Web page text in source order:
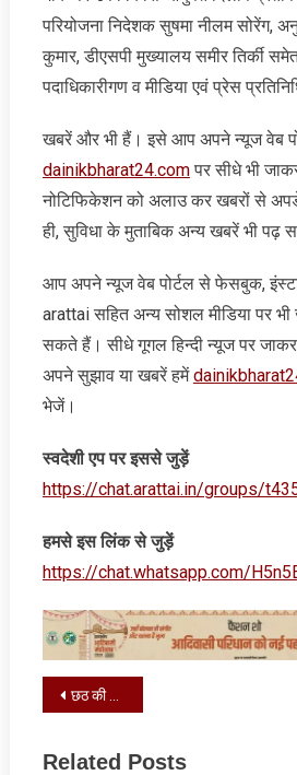
परियोजना निदेशक सुषमा नीलम सोरेंग,
कुमार, डीएसपी मुख्यालय समीर तिर्की
पदाधिकारीगण व मीडिया एवं प्रेस
खबरें और भी हैं। इसे आप अपने न्‍यूज वेब
dainikbharat24.comपर सीधे भी
नोटिफिकेशन को अलाउ कर खबरों से
ही, सुविधा के मुताबिक अन्‍य खबरें भी पढ़
आप अपने न्‍यूज वेब पोर्टल से फेसबुक,
arattai सहित अन्‍य सोशल मीडिया पर
सकते हैं। सीधे गूगल हिन्‍दी न्‍यूज पर
अपने सुझाव या खबरें हमें
भेजें।
स्‍वदेशी एप पर इससे जुड़ें
https://chat.arattai.in/groups/
हमसे इस लिंक से जुड़ें
https://chat.whatsapp.com/
Post
छठ की तैयारी को लेकर उपायुक्त ने घाटों का निरीक्षण किया
Related Posts